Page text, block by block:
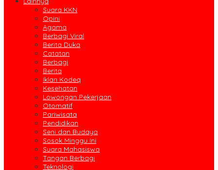
Suara KKN
Opini
Agama
Berbagi Viral
Berita Duka
Catatan
Berbagi
Berita
Iklan Kodeq
Kesehatan
Lowongan Pekerjaan
Otomatif
Pariwisata
Pendidikan
Seni dan Budaya
Sosok Minggu Ini
Suara Mahasiswa
Tangan Berbagi
Teknologi